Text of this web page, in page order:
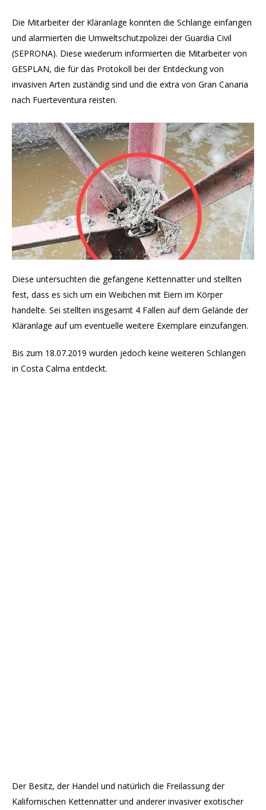
Die Mitarbeiter der Kläranlage konnten die Schlange einfangen
und alarmierten die Umweltschutzpolizei der Guardia Civil
(SEPRONA). Diese wiederum informierten die Mitarbeiter von
GESPLAN, die für das Protokoll bei der Entdeckung von
invasiven Arten zuständig sind und die extra von Gran Canaria
nach Fuerteventura reisten.
Diese untersuchten die gefangene Kettennatter und stellten
fest, dass es sich um ein Weibchen mit Eiern im Körper
handelte. Sei stellten insgesamt 4 Fallen auf dem Gelände der
Kläranlage auf um eventuelle weitere Exemplare einzufangen.
Bis zum 18.07.2019 wurden jedoch keine weiteren Schlangen
in Costa Calma entdeckt.
Der Besitz, der Handel und natürlich die Freilassung der
Kalifornischen Kettennatter und anderer invasiver exotischer